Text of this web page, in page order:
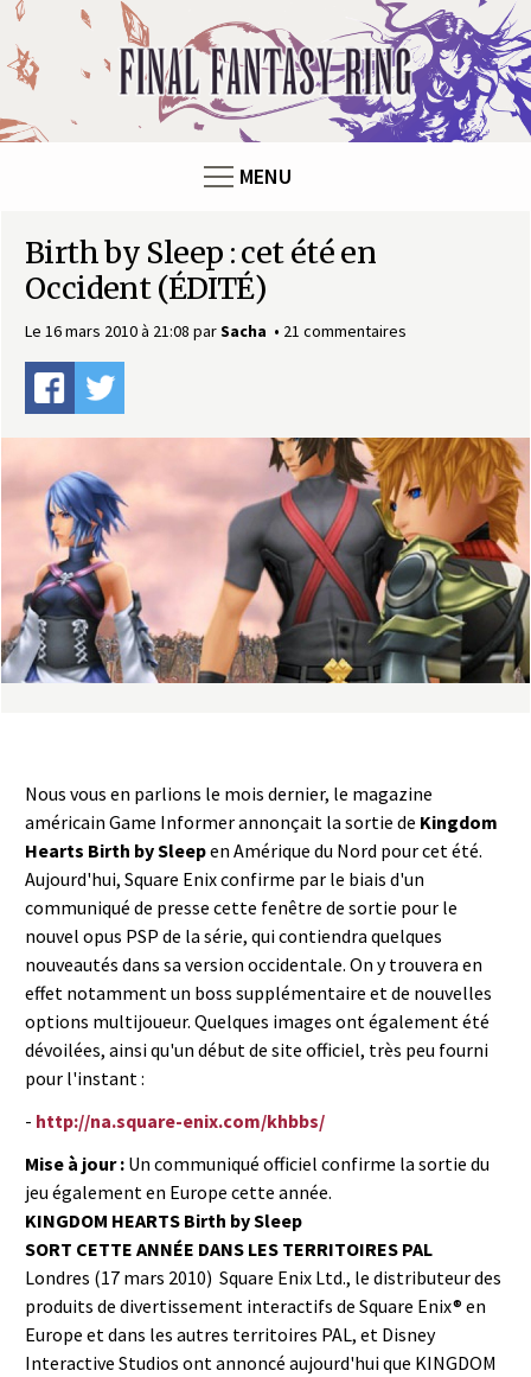
F
n
n
t
s
y
MENU
Birth by Sleep : cet été en
Occident (ÉDITÉ)
Le 16 mars 2010 à 21:08 parSacha 21 commentaires
Nous vous en parlions le mois dernier, le magazine
américain Game Informer annonçait la sortie de Kingdom
Hearts Birth by Sleepen Amérique du Nord pour cet été.
Aujourd'hui, Square Enix confirme par le biais d'un
communiqué de presse cette fenêtre de sortie pour le
nouvel opus PSP de la série, qui contiendra quelques
nouveautés dans sa version occidentale. On y trouvera en
effet notamment un boss supplémentaire et de nouvelles
options multijoueur. Quelques images ont également été
dévoilées, ainsi qu'un début de site officiel, très peu fourni
pour l'instant :
- http://na.square-enix.com/khbbs/
Mise à jour : Un communiqué officiel confirme la sortie du
jeu également en Europe cette année.
KINGDOM HEARTS Birth by Sleep
SORT CETTE ANNÉE DANS LES TERRITOIRES PAL
Londres (17 mars 2010)  Square Enix Ltd., le distributeur des
produits de divertissement interactifs de Square Enix® en
Europe et dans les autres territoires PAL, et Disney
Interactive Studios ont annoncé aujourd'hui que KINGDOM